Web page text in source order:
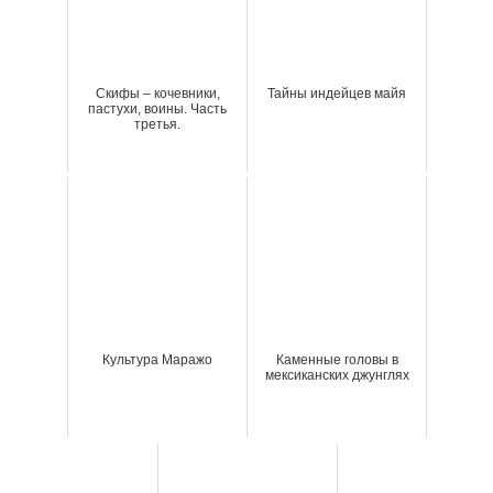
Скифы – кочевники,
пастухи, воины. Часть
третья.
Тайны индейцев майя
Культура Маражо
Каменные головы в
мексиканских джунглях